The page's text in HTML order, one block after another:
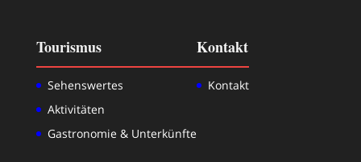
Tourismus
Sehenswertes
Aktivitäten
Gastronomie & Unterkünfte
Kontakt
Kontakt